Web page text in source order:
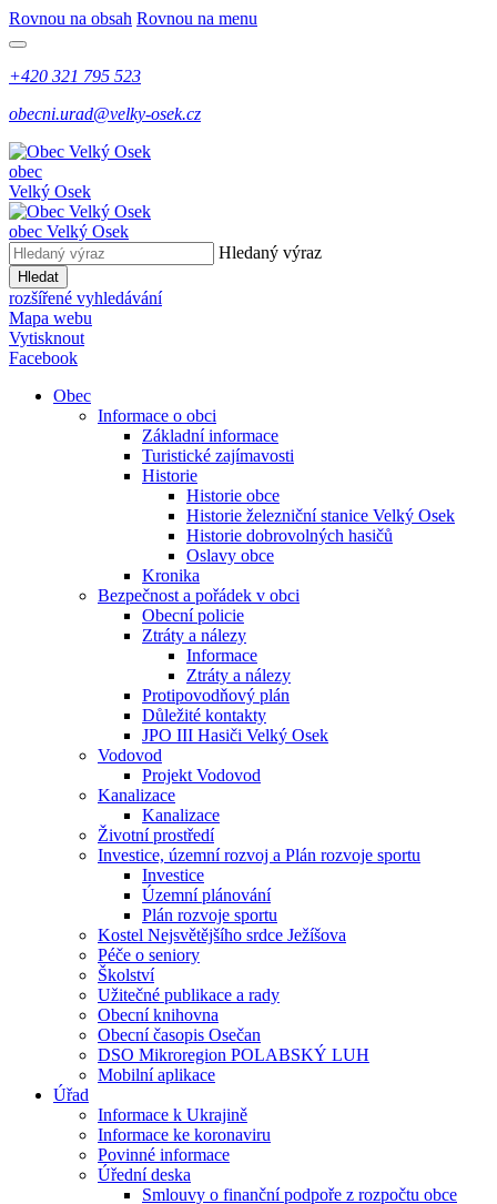
Rovnou na obsah Rovnou na menu
+420 321 795 523
obecni.urad@velky-osek.cz
obec
Velký Osek
obec Velký Osek
Hledaný výraz
Hledat
rozšířené vyhledávání
Mapa webu
Vytisknout
Facebook
Obec
Informace o obci
Základní informace
Turistické zajímavosti
Historie
Historie obce
Historie železniční stanice Velký Osek
Historie dobrovolných hasičů
Oslavy obce
Kronika
Bezpečnost a pořádek v obci
Obecní policie
Ztráty a nálezy
Informace
Ztráty a nálezy
Protipovodňový plán
Důležité kontakty
JPO III Hasiči Velký Osek
Vodovod
Projekt Vodovod
Kanalizace
Kanalizace
Životní prostředí
Investice, územní rozvoj a Plán rozvoje sportu
Investice
Územní plánování
Plán rozvoje sportu
Kostel Nejsvětějšího srdce Ježíšova
Péče o seniory
Školství
Užitečné publikace a rady
Obecní knihovna
Obecní časopis Osečan
DSO Mikroregion POLABSKÝ LUH
Mobilní aplikace
Úřad
Informace k Ukrajině
Informace ke koronaviru
Povinné informace
Úřední deska
Smlouvy o finanční podpoře z rozpočtu obce